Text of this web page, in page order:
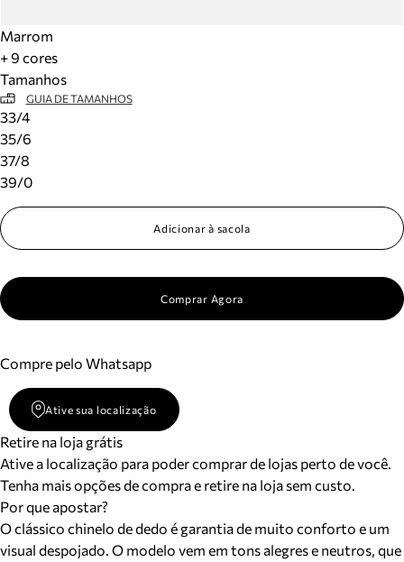
Marrom
+ 9 cores
Tamanhos
GUIA DE TAMANHOS
33/4
35/6
37/8
39/0
Adicionar à sacola
Comprar Agora
Compre pelo Whatsapp
Ative sua localização
Retire na loja grátis
Ative a localização para poder comprar de lojas perto de você.
Tenha mais opções de compra e retire na loja sem custo.
Por que apostar?
O clássico chinelo de dedo é garantia de muito conforto e um
visual despojado. O modelo vem em tons alegres e neutros, que